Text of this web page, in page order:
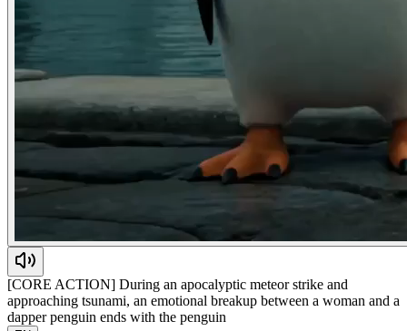
[CORE ACTION] During an apocalyptic meteor strike and
approaching tsunami, an emotional breakup between a woman and a
dapper penguin ends with the penguin